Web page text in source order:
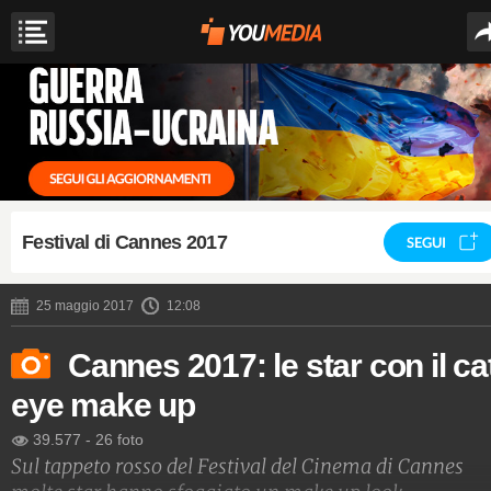
Festival di Cannes 2017 SEGUI
25 maggio 2017 12:08
Cannes 2017: le star con il
eye make up
39.577 - 26 foto
Sul tappeto rosso del Festival del Cinema di Cannes